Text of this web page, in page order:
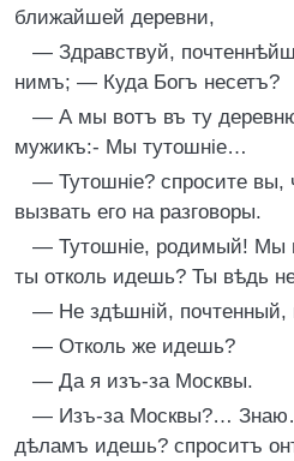
ближайшей деревни,
— Здравствуй,
нимъ; — Куда Богъ несетъ?
— А мы вотъ въ ту
мужикъ:- Мы тутошніе…
— Тутошніе? спросите вы,
вызвать его на разговоры.
— Тутошніе, родимый! Мы
ты отколь идешь? Ты вѣдь
— Не здѣшній, почтенный,
— Отколь же идешь?
— Да я изъ-за Москвы.
— Изъ-за Москвы?…
дѣламъ идешь? спроситъ